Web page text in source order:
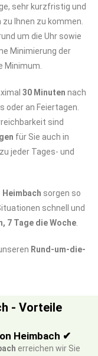
sehr kurzfristig und
Ihnen zu kommen.
um die Uhr sowie
Minimierung der
Minimum.
30 Minuten nach
oder an Feiertagen.
sind
für Sie auch in
jeder Tages- und
sorgen so
schnell und
7 Tage die Woche.
Rund-um-die-
- Vorteile
Heimbach ✔
erreichen wir Sie